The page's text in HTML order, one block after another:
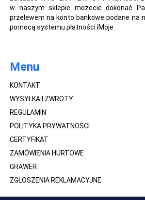
w naszym sklepie możecie dokonać
przelewem na konto bankowe podane na
pomocą systemu płatności iMoje.
Menu
KONTAKT
WYSYŁKA I ZWROTY
REGULAMIN
POLITYKA PRYWATNOŚCI
CERTYFIKAT
ZAMÓWIENIA HURTOWE
GRAWER
ZGŁOSZENIA REKLAMACYJNE